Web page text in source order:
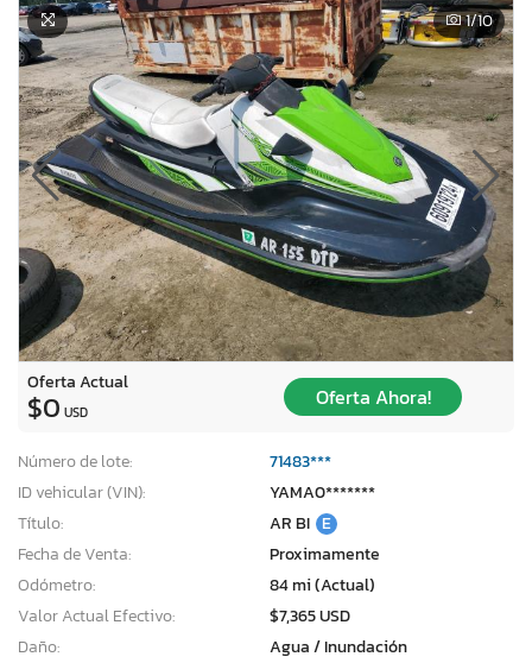
1/10
Oferta Actual
$0 USD
Oferta Ahora!
Número de lote:
71483***
ID vehicular (VIN):
YAMA0*******
Título:
AR BI E
Fecha de Venta:
Proximamente
Odómetro:
84 mi (Actual)
Valor Actual Efectivo:
$7,365 USD
Daño:
Agua / Inundación